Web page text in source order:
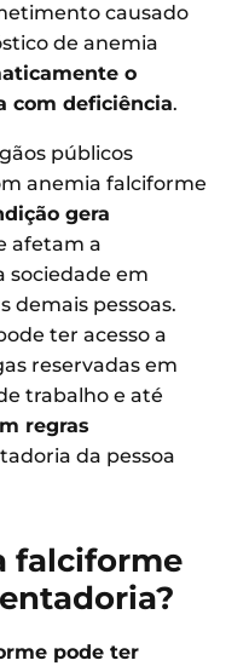
causado
de anemia
o
com deficiência.
públicos
anemia falciforme
gera
afetam a
sociedade em
demais pessoas.
ter acesso a
reservadas em
trabalho e até
regras
da pessoa
falciforme
pode ter